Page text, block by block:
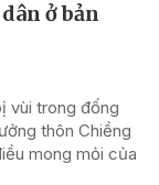
ở bản
vùi trong đống
thôn Chiềng
mong mỏi của